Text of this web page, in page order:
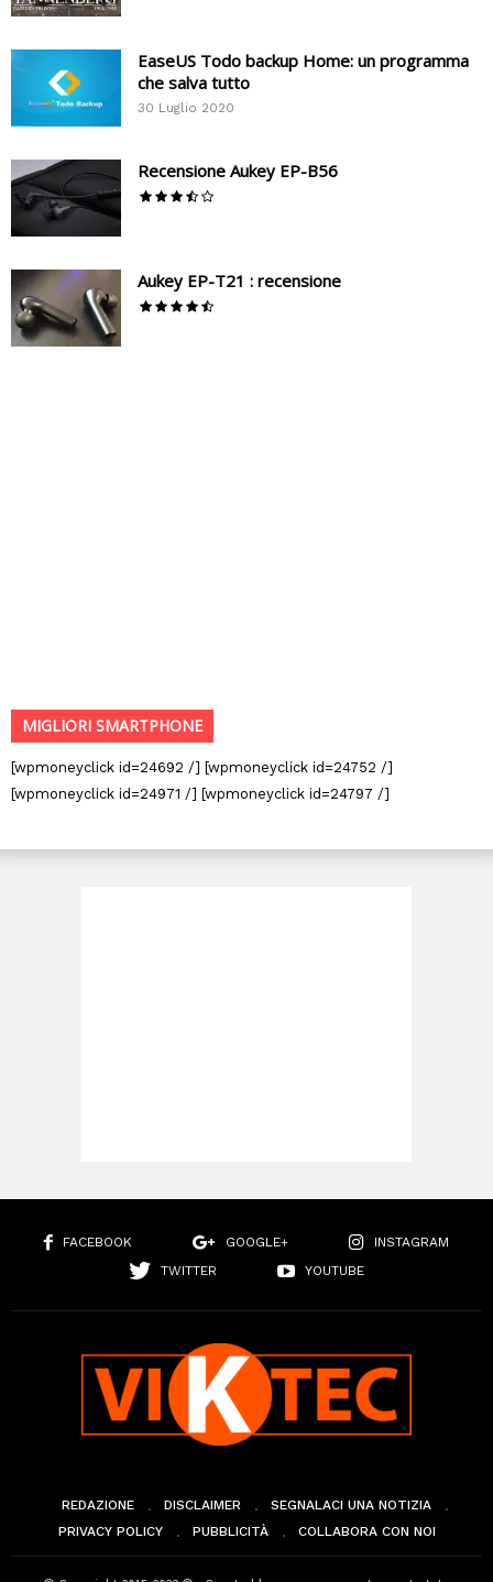
EaseUS Todo backup Home: un programma
che salva tutto
30 Luglio 2020
Recensione Aukey EP-B56
Aukey EP-T21 : recensione
MIGLIORI SMARTPHONE
[wpmoneyclick id=24692 /] [wpmoneyclick id=24752 /]
[wpmoneyclick id=24971 /] [wpmoneyclick id=24797 /]
FACEBOOK GOOGLE+
INSTAGRAM
TWITTER
YOUTUBE
REDAZIONE DISCLAIMER
SEGNALACI UNA NOTIZIA
PRIVACY POLICY
PUBBLICITÀ COLLABORA CON NOI